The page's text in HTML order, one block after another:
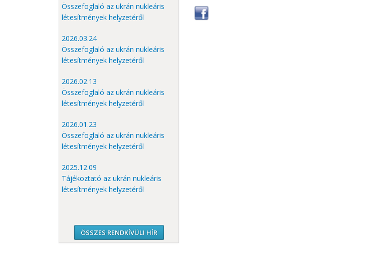
Összefoglaló az ukrán nukleáris
létesítmények helyzetéről
2026.03.24
Összefoglaló az ukrán nukleáris
létesítmények helyzetéről
2026.02.13
Összefoglaló az ukrán nukleáris
létesítmények helyzetéről
2026.01.23
Összefoglaló az ukrán nukleáris
létesítmények helyzetéről
2025.12.09
Tájékoztató az ukrán nukleáris
létesítmények helyzetéről
ÖSSZES RENDKÍVÜLI HÍR